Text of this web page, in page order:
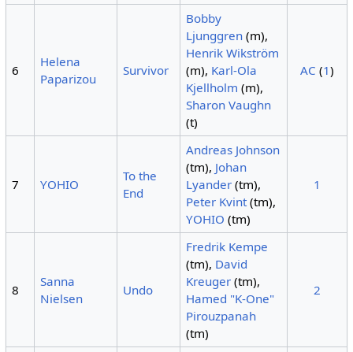
6
Helena
Paparizou
Survivor
Bobby
Ljunggren (m),
Henrik Wikström
(m), Karl-Ola
Kjellholm (m),
Sharon Vaughn
(t)
AC (1)
7 YOHIO
To the
End
Andreas Johnson
(tm), Johan
Lyander (tm),
Peter Kvint(tm),
YOHIO (tm)
1
8
Sanna
Nielsen
Undo
Fredrik Kempe
(tm), David
Kreuger (tm),
Hamed "K-One"
Pirouzpanah
(tm)
2